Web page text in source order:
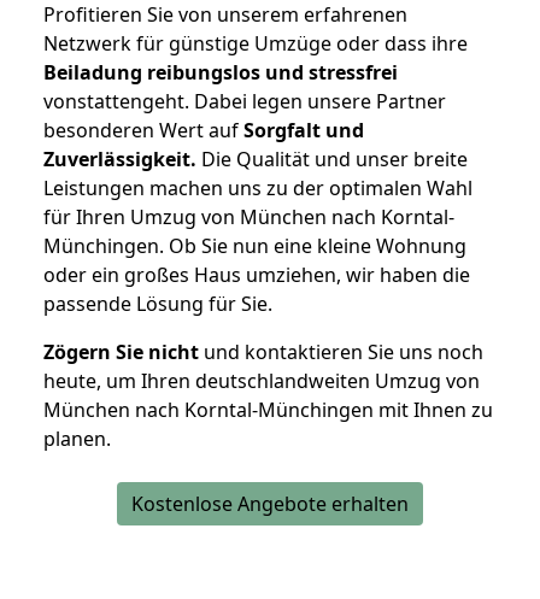
Profitieren Sie von unserem erfahrenen
Netzwerk für günstige Umzüge oder dass ihre
Beiladung reibungslos und stressfrei
vonstattengeht. Dabei legen unsere Partner
besonderen Wert aufSorgfalt und
Zuverlässigkeit. Die Qualität und unser breite
Leistungen machen uns zu der optimalen Wahl
für Ihren Umzug von München nach Korntal-
Münchingen. Ob Sie nun eine kleine Wohnung
oder ein großes Haus umziehen, wir haben die
passende Lösung für Sie.
Zögern Sie nicht und kontaktieren Sie uns noch
heute, um Ihren deutschlandweiten Umzug von
München nach Korntal-Münchingen mit Ihnen zu
planen.
Kostenlose Angebote erhalten